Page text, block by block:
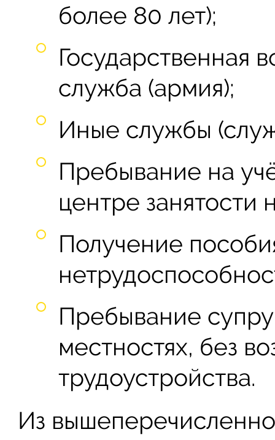
более 80 лет);
Государственная
служба (армия);
Иные службы
Пребывание на
центре занятости
Получение
Пребывание
местностях, без
трудоустройства.
Из